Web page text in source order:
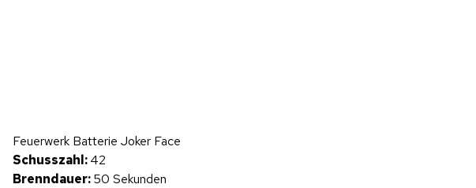
Produktvideo
Feuerwerk Batterie Joker Face
Schusszahl:42
Brenndauer:50 Sekunden